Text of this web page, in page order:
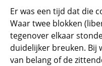
Er was een tijd dat die
Waar twee blokken
tegenover elkaar
duidelijker breuken. Bij
van belang of de